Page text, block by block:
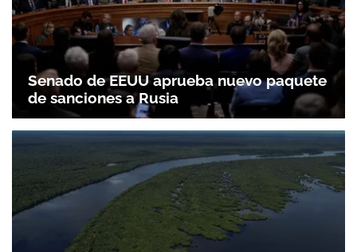
Senado de EEUU aprueba nuevo paquete
de sanciones a Rusia